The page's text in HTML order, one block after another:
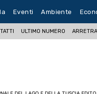
Eventi Ambiente
ULTIMO NUMERO